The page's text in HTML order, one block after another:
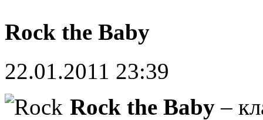
Rock the Baby
22.01.2011 23:39
Rock the Baby –